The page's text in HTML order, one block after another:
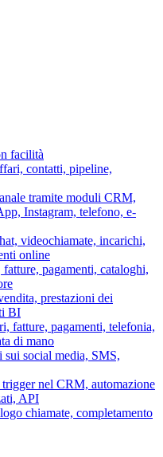
facilità
contatti, pipeline,
tramite moduli CRM,
Instagram, telefono, e-
videochiamate, incarichi,
online
pagamenti, cataloghi,
prestazioni dei
BI
fatture, pagamenti, telefonia,
di mano
sui social media, SMS,
trigger nel CRM, automazione
API
chiamate, completamento